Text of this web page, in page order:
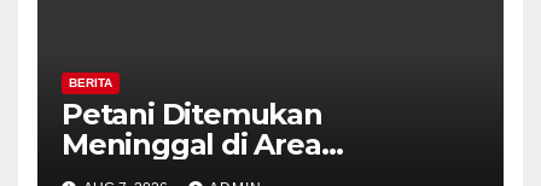
BERITA
Petani Ditemukan
Meninggal di Area
Persawahan Kalibeji, Polisi